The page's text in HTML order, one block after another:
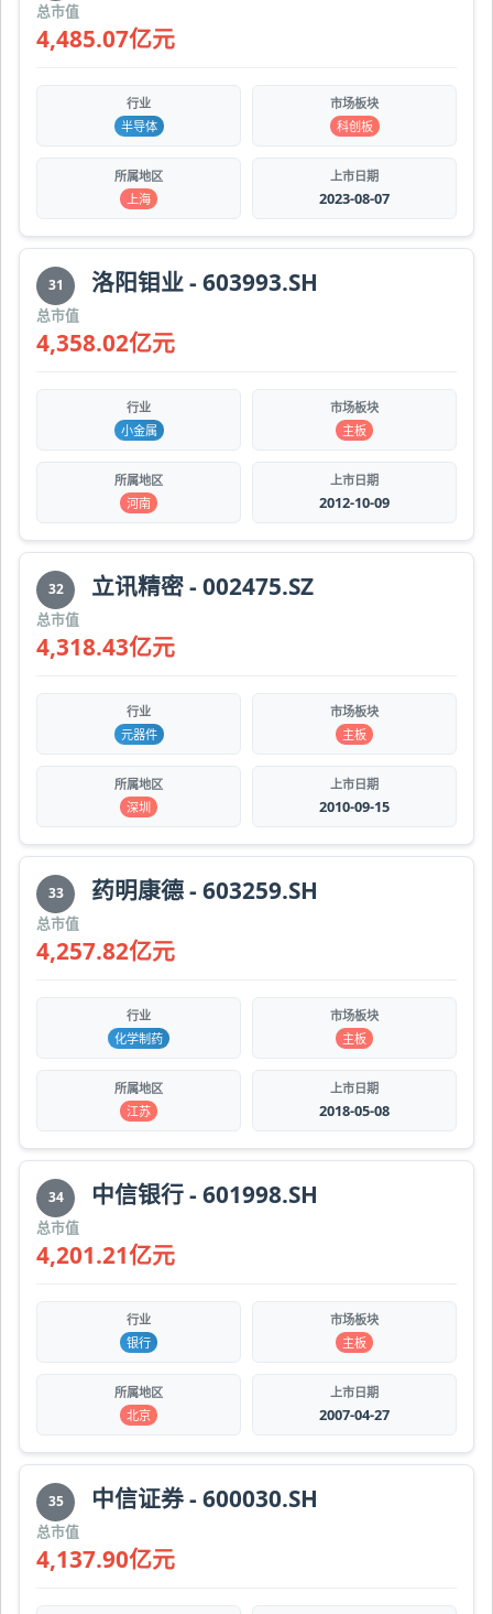
总市值
4,485.07亿元
行业
半导体
市场板块
科创板
所属地区
上海
上市日期
2023-08-07
31 洛阳钼业 - 603993.SH
总市值
4,358.02亿元
行业
小金属
市场板块
主板
所属地区
河南
上市日期
2012-10-09
32 立讯精密 - 002475.SZ
总市值
4,318.43亿元
行业
元器件
市场板块
主板
所属地区
深圳
上市日期
2010-09-15
33 药明康德 - 603259.SH
总市值
4,257.82亿元
行业
化学制药
市场板块
主板
所属地区
江苏
上市日期
2018-05-08
34 中信银行 - 601998.SH
总市值
4,201.21亿元
行业
银行
市场板块
主板
所属地区
北京
上市日期
2007-04-27
35 中信证券 - 600030.SH
总市值
4,137.90亿元